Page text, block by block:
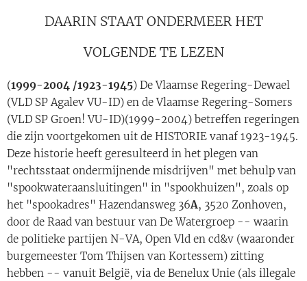
DAARIN STAAT ONDERMEER HET
VOLGENDE TE LEZEN
(1999-2004 /1923-1945) De Vlaamse Regering-Dewael
(VLD SP Agalev VU-ID) en de Vlaamse Regering-Somers
(VLD SP Groen! VU-ID)(1999-2004) betreffen regeringen
die zijn voortgekomen uit de HISTORIE vanaf 1923-1945.
Deze historie heeft geresulteerd in het plegen van
"rechtsstaat ondermijnende misdrijven" met behulp van
"spookwateraansluitingen" in "spookhuizen", zoals op
het "spookadres" Hazendansweg 36A, 3520 Zonhoven,
door de Raad van bestuur van De Watergroep -- waarin
de politieke partijen N-VA, Open Vld en cd&v (waaronder
burgemeester Tom Thijsen van Kortessem) zitting
hebben -- vanuit België, via de Benelux Unie (als illegale